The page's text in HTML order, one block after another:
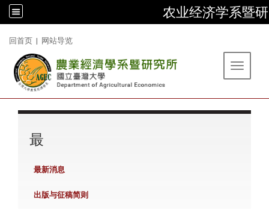
农业经济学系暨
回首页 | 网站导览
Toggle
最
最新消息
出版与征稿简则